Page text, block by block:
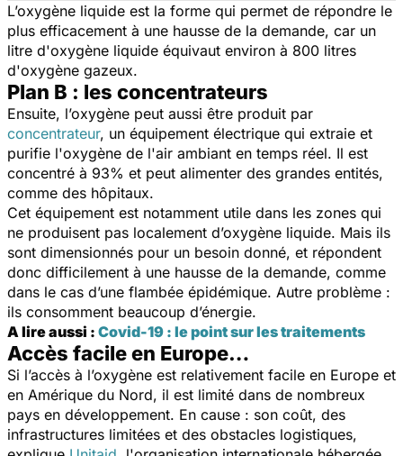
L’oxygène liquide est la forme qui permet de répondre le
plus efficacement à une hausse de la demande, car un
litre d'oxygène liquide équivaut environ à 800 litres
d'oxygène gazeux.
Plan B : les concentrateurs
Ensuite, l’oxygène peut aussi être produit par
concentrateur, un équipement électrique qui extraie et
purifie l'oxygène de l'air ambiant en temps réel. Il est
concentré à 93% et peut alimenter des grandes entités,
comme des hôpitaux.
Cet équipement est notamment utile dans les zones qui
ne produisent pas localement d’oxygène liquide. Mais ils
sont dimensionnés pour un besoin donné, et répondent
donc difficilement à une hausse de la demande, comme
dans le cas d’une flambée épidémique. Autre problème :
ils consomment beaucoup d’énergie.
A lire aussi : Covid-19 : le point sur les traitements
Accès facile en Europe…
Si l’accès à l’oxygène est relativement facile en Europe et
en Amérique du Nord, il est limité dans de nombreux
pays en développement. En cause : son coût, des
infrastructures limitées et des obstacles logistiques,